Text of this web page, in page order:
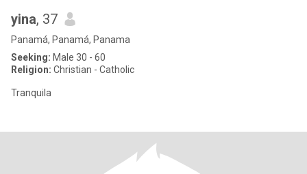
yina, 37
Panamá, Panamá, Panama
Seeking: Male 30 - 60
Religion: Christian - Catholic
Tranquila